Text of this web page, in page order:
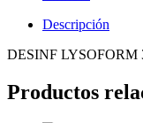
Descripción
DESINF
Productos